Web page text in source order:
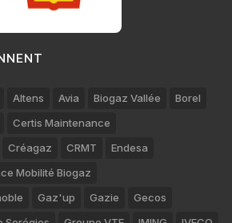
Altens Avia Biogaz Vallée
Borel
Certis Maintenance
Créagaz CRMT
Endesa
Mobilité Biogaz
Gaz'up Gazie
Gecos